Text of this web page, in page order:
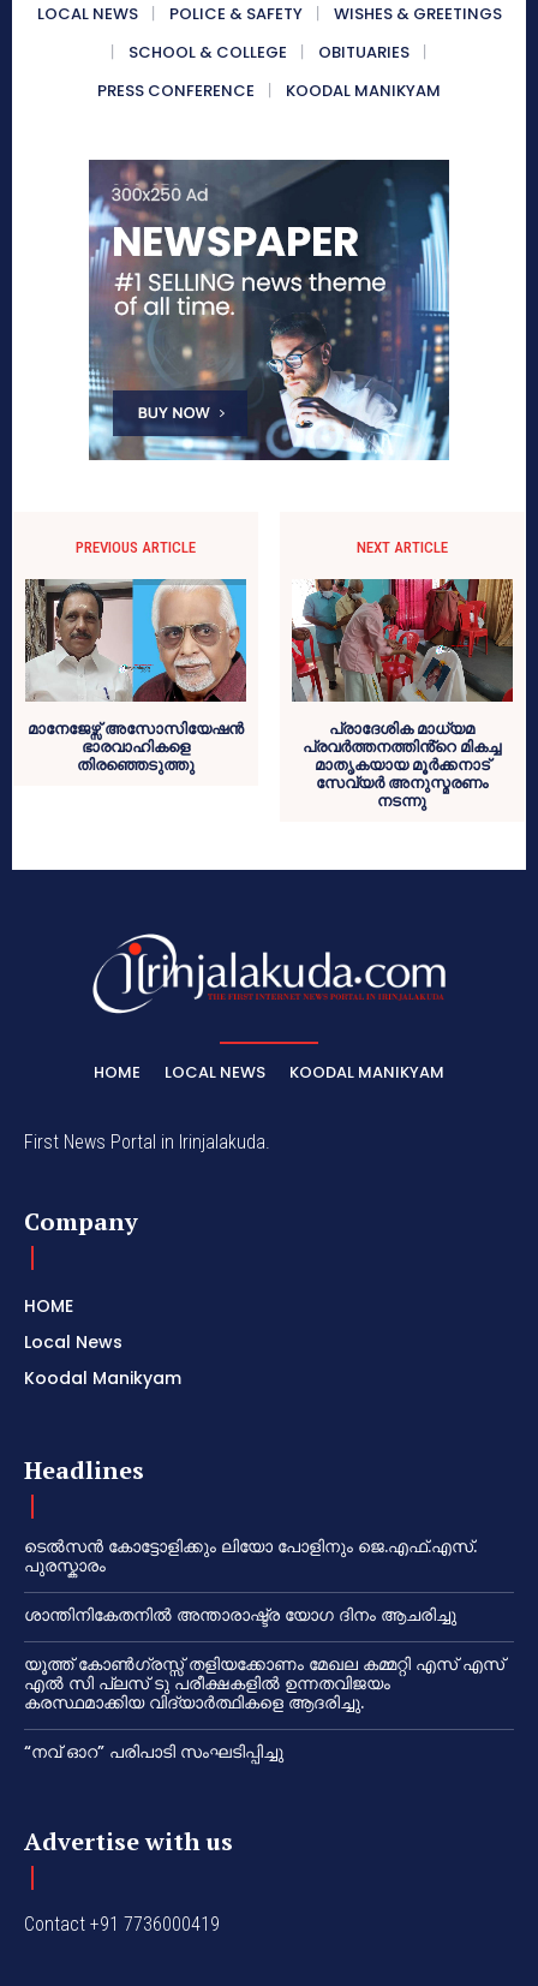
LOCAL NEWS POLICE & SAFETY
WISHES & GREETINGS
SCHOOL & COLLEGE
OBITUARIES
PRESS CONFERENCE
KOODAL MANIKYAM
PREVIOUS ARTICLE
മാനേജേഴ്സ് അസോസിയേഷൻ
ഭാരവാഹികളെ
തിരഞ്ഞെടുത്തു
NEXT ARTICLE
പ്രാദേശിക മാധ്യമ
പ്രവർത്തനത്തിൻ്റെ മികച്ച
മാതൃകയായ മൂർക്കനാട്
സേവ്യർ അനുസ്മരണം
നടന്നു
HOME LOCAL NEWS KOODAL MANIKYAM
First News Portal in Irinjalakuda.
Company
HOME
Local News
Koodal Manikyam
Headlines
ടെൽസൻ കോട്ടോളിക്കും ലിയോ പോളിനും ജെ.എഫ്.എസ്.
പുരസ്കാരം
ശാന്തിനികേതനിൽ അന്താരാഷ്ട്ര യോഗ ദിനം ആചരിച്ചു
യൂത്ത് കോൺഗ്രസ്സ് തളിയക്കോണം മേഖല കമ്മറ്റി എസ് എസ്
എൽ സി പ്ലസ് ടു പരീക്ഷകളിൽ ഉന്നതവിജയം
കരസ്ഥമാക്കിയ വിദ്യാർത്ഥികളെ ആദരിച്ചു.
“നവ് ഓറ” പരിപാടി സംഘടിപ്പിച്ചു
Advertise with us
Contact +91 7736000419